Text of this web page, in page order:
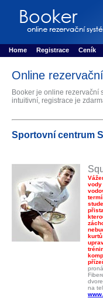
Rezervujse - Port�l pro
Home Registrace Ceník
Online
Booker je online rezervační
intuitivní, registrace je
Sportovní centrum
vody
na